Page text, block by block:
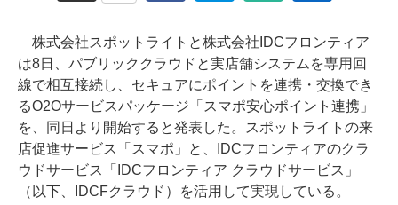
株式会社スポットライトと株式会社IDCフロンティア
は8日、パブリッククラウドと実店舗システムを専用回
線で相互接続し、セキュアにポイントを連携・交換でき
るO2Oサービスパッケージ「スマポ安心ポイント連携」
を、同日より開始すると発表した。スポットライトの来
店促進サービス「スマポ」と、IDCフロンティアのクラ
ウドサービス「IDCフロンティア クラウドサービス」
（以下、IDCFクラウド）を活用して実現している。